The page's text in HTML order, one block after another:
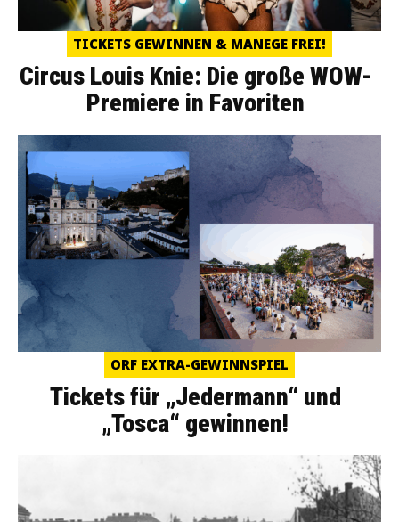
TICKETS GEWINNEN & MANEGE FREI!
Circus Louis Knie: Die große WOW-
Premiere in Favoriten
ORF EXTRA-GEWINNSPIEL
Tickets für „Jedermann“ und
„Tosca“ gewinnen!